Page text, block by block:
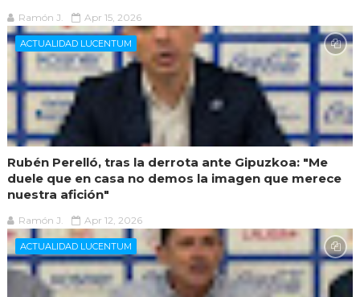
Ramón J. Apr 15, 2026
ACTUALIDAD LUCENTUM
Rubén Perelló, tras la derrota ante Gipuzkoa: "Me
duele que en casa no demos la imagen que merece
nuestra afición"
Ramón J. Apr 12, 2026
ACTUALIDAD LUCENTUM